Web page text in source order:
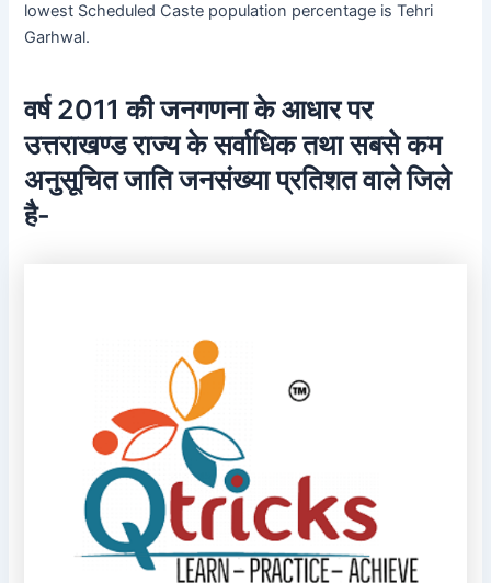
lowest Scheduled Caste population percentage is Tehri
Garhwal.
वर्ष 2011 की जनगणना के आधार पर
उत्तराखण्ड राज्य के सर्वाधिक तथा सबसे कम
अनुसूचित जाति जनसंख्या प्रतिशत वाले जिले
है-